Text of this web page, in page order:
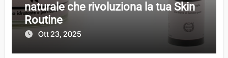
naturale che rivoluziona la tua Skin
Routine
Ott 23, 2025